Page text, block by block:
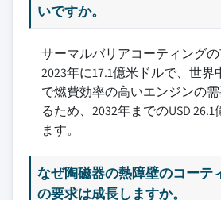
いですか。
サーマルバリアコーティングの
2023年に17.1億米ドルで、世
で燃費効率の高いエンジンの
るため、2032年までのUSD
ます。
なぜ陶磁器の熱障壁のコーテ
の要求は成長しますか。